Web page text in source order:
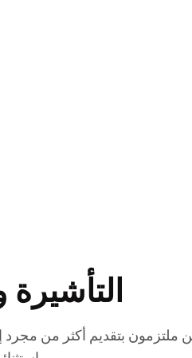
التأشيرة
ملتزمون بتقديم أكثر من